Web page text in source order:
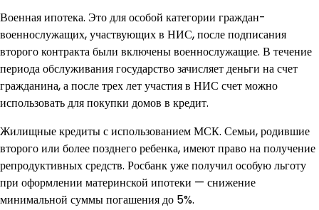
Военная ипотека. Это для особой категории граждан-
военнослужащих, участвующих в НИС, после подписания
второго контракта были включены военнослужащие. В течение
периода обслуживания государство зачисляет деньги на счет
гражданина, а после трех лет участия в НИС счет можно
использовать для покупки домов в кредит.
Жилищные кредиты с использованием МСК. Семьи, родившие
второго или более позднего ребенка, имеют право на получение
репродуктивных средств. Росбанк уже получил особую льготу
при оформлении материнской ипотеки — снижение
минимальной суммы погашения до 5%.